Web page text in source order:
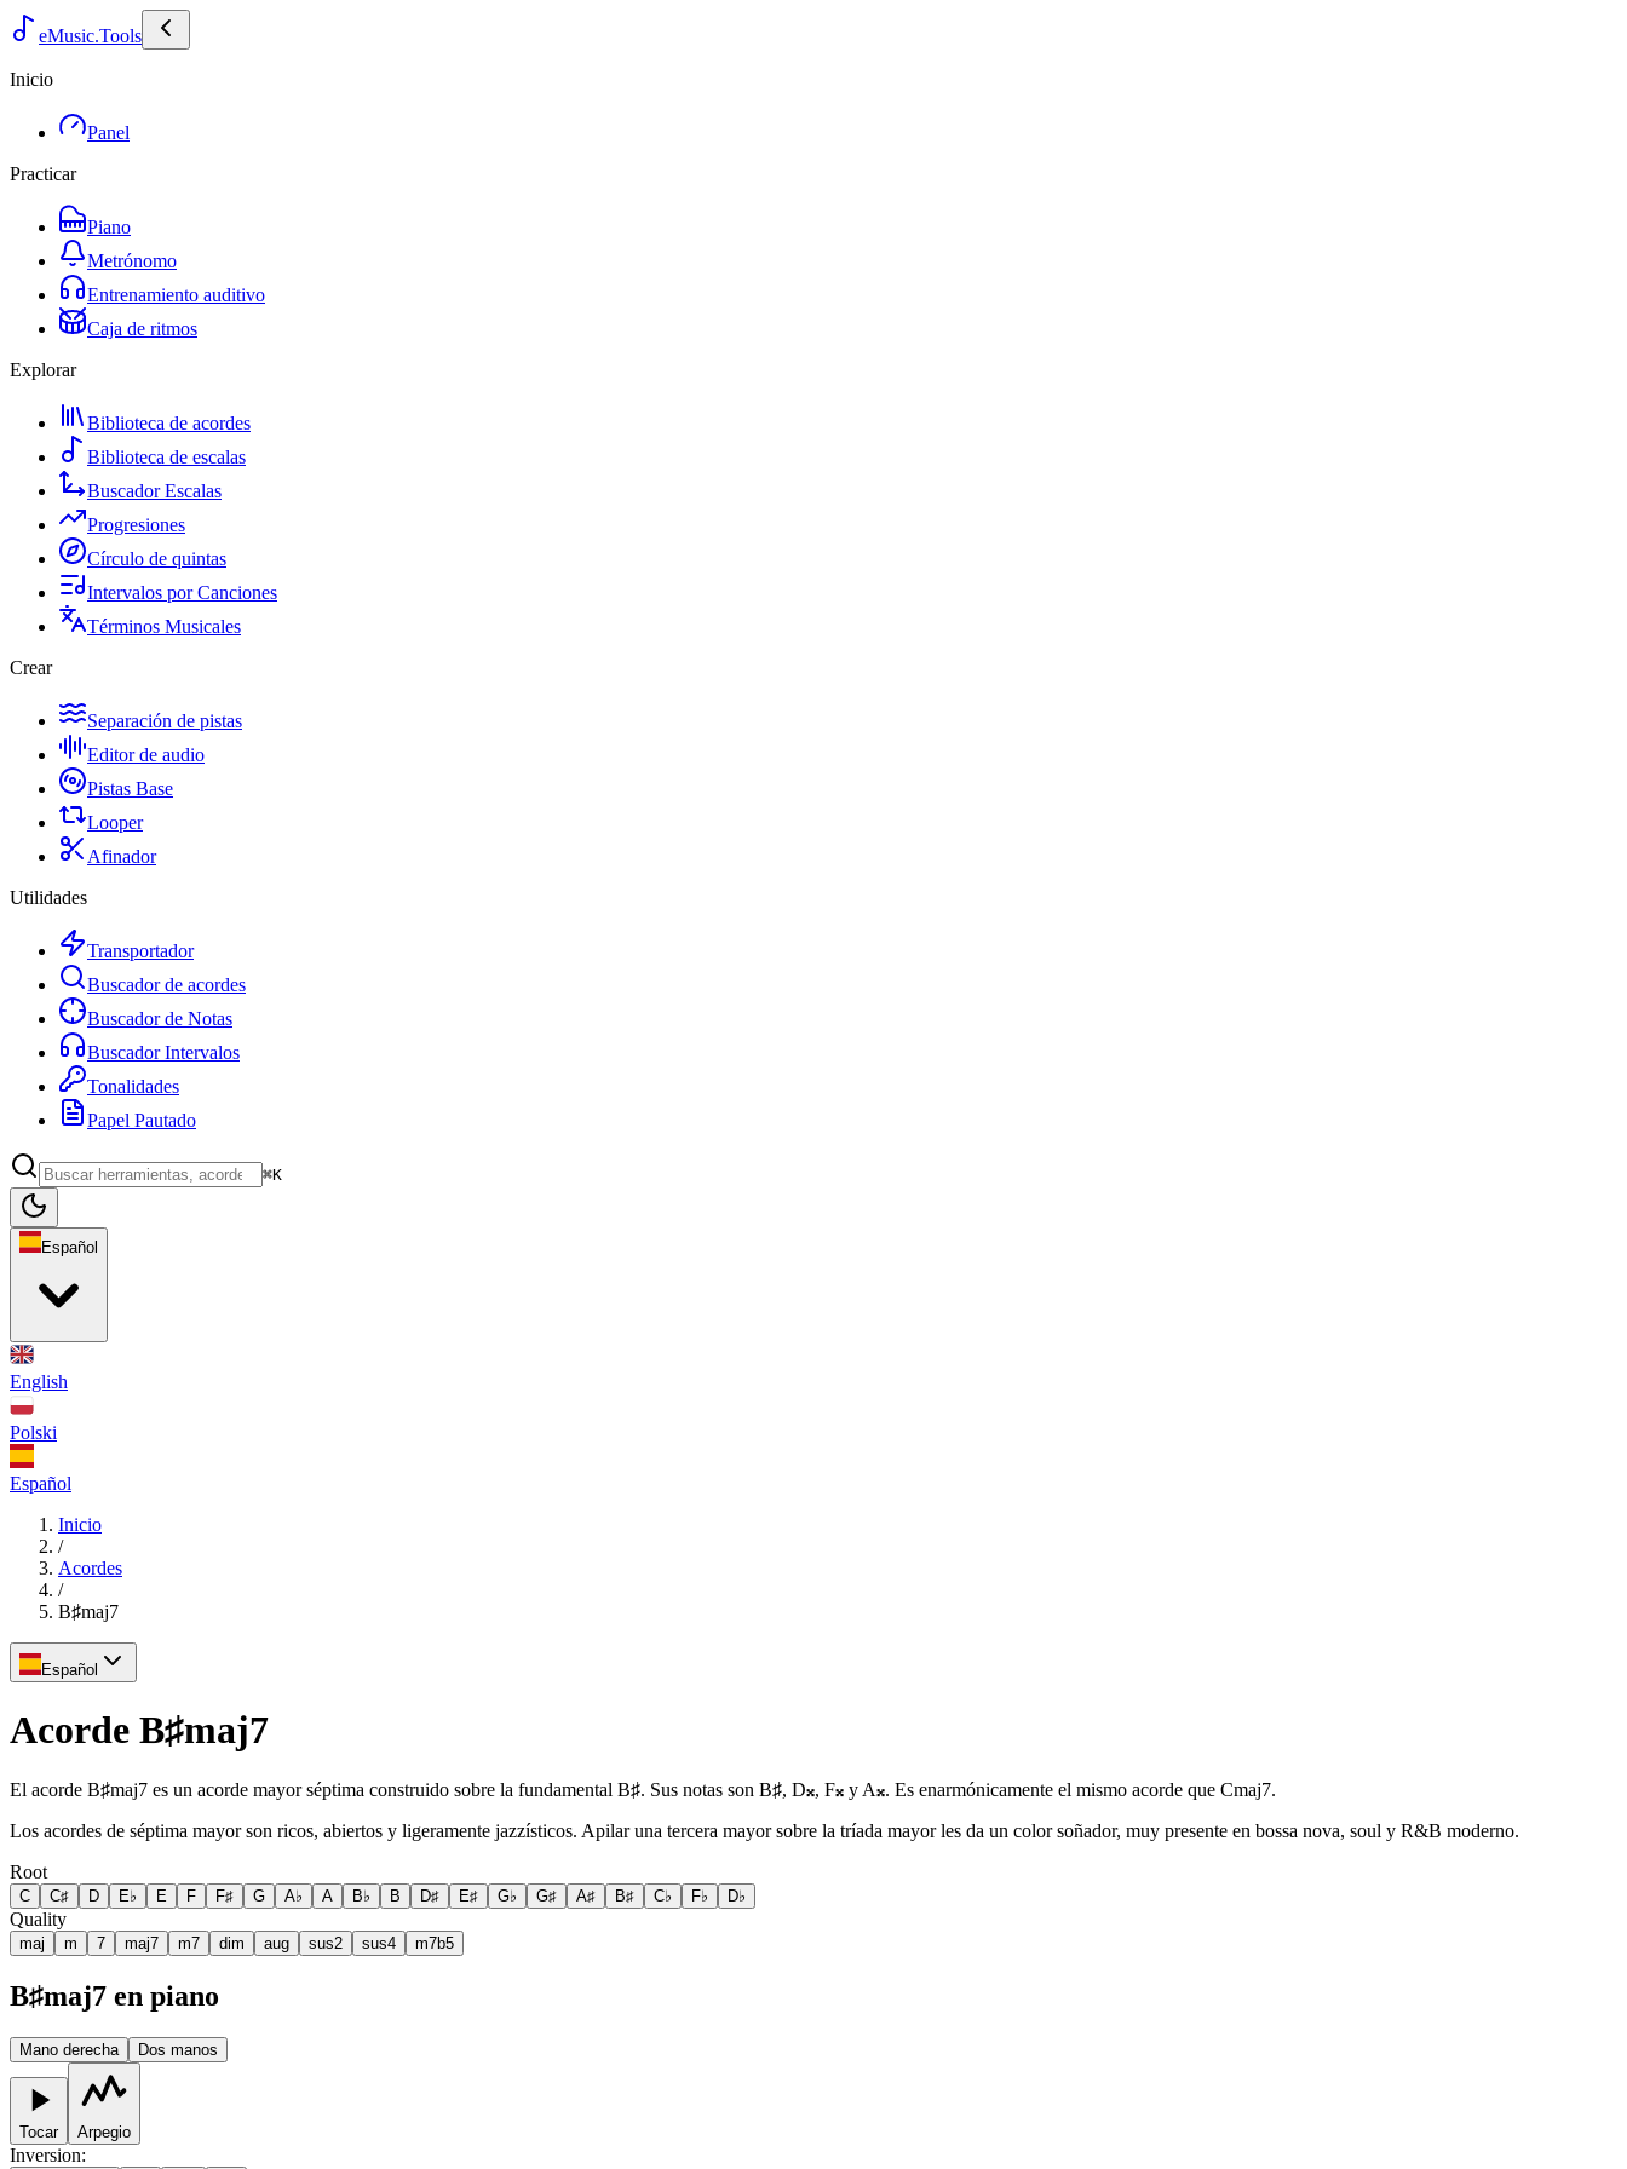
eMusic.Tools
Inicio
Panel
Practicar
Piano
Metrónomo
Entrenamiento auditivo
Caja de ritmos
Explorar
Biblioteca de acordes
Biblioteca de escalas
Buscador Escalas
Progresiones
Círculo de quintas
Intervalos por Canciones
Términos Musicales
Crear
Separación de pistas
Editor de audio
Pistas Base
Looper
Afinador
Utilidades
Transportador
Buscador de acordes
Buscador de Notas
Buscador Intervalos
Tonalidades
Papel Pautado
⌘K
Español
English
Polski
Español
Inicio
/
Acordes
/
B♯maj7
Español
Acorde B♯maj7
El acorde B♯maj7 es un acorde mayor séptima construido sobre la fundamental B♯. Sus notas son B♯, D𝄪, F𝄪 y A𝄪. Es enarmónicamente el mismo acorde que Cmaj7.
Los acordes de séptima mayor son ricos, abiertos y ligeramente jazzísticos. Apilar una tercera mayor sobre la tríada mayor les da un color soñador, muy presente en bossa nova, soul y R&B moderno.
Root
C C♯ D E♭ E F F♯ G A♭ A B♭ B D♯ E♯ G♭ G♯ A♯ B♯ C♭ F♭ D♭
Quality
maj m 7 maj7 m7 dim aug sus2 sus4 m7b5
B♯maj7 en piano
Mano derecha Dos manos
Tocar Arpegio
Inversion: